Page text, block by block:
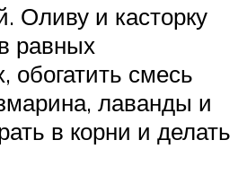
Оливу и касторку
равных
обогатить смесь
лаванды и
в корни и делать